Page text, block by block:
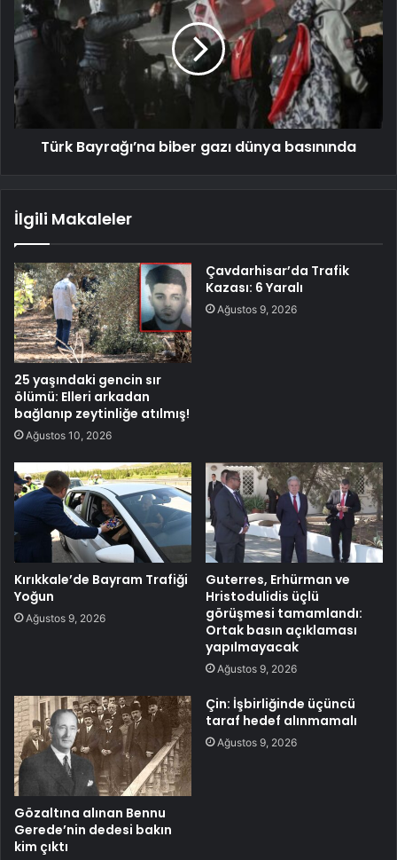
Türk Bayrağı’na biber gazı dünya basınında
İlgili Makaleler
25 yaşındaki gencin sır
ölümü: Elleri arkadan
bağlanıp zeytinliğe atılmış!
Ağustos 10, 2026
Çavdarhisar’da Trafik
Kazası: 6 Yaralı
Ağustos 9, 2026
Kırıkkale’de Bayram Trafiği
Yoğun
Ağustos 9, 2026
Guterres, Erhürman ve
Hristodulidis üçlü
görüşmesi tamamlandı:
Ortak basın açıklaması
yapılmayacak
Ağustos 9, 2026
Gözaltına alınan Bennu
Gerede’nin dedesi bakın
kim çıktı
Çin: İşbirliğinde üçüncü
taraf hedef alınmamalı
Ağustos 9, 2026